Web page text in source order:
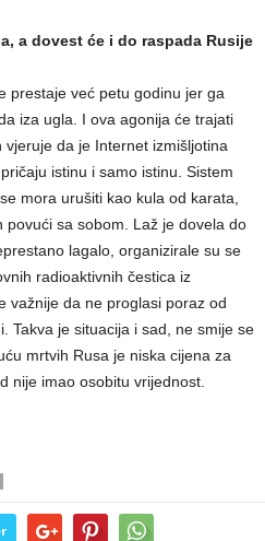
a dovest će i do raspada Rusije
prestaje već petu godinu jer ga
iza ugla. I ova agonija će trajati
da je Internet izmišljotina
istinu i samo istinu. Sistem
mora urušiti kao kula od karata,
sa sobom. Laž je dovela do
lagalo, organizirale su se
radioaktivnih čestica iz
važnije da ne proglasi poraz od
Takva je situacija i sad, ne smije se
mrtvih Rusa je niska cijena za
nije imao osobitu vrijednost.